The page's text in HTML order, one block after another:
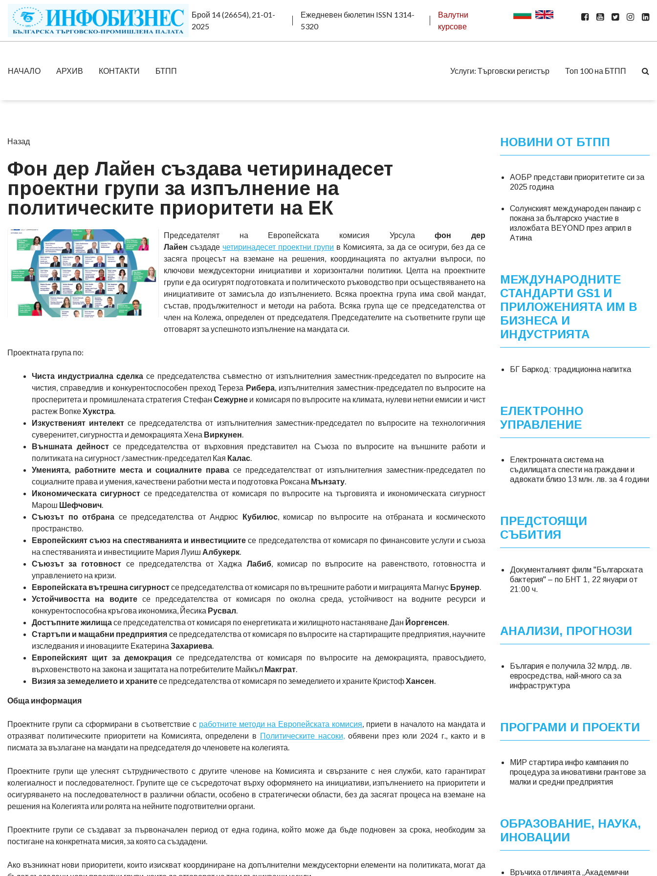
Брой 14 (26654), 21-01-
2025
Ежедневен бюлетин ISSN 1314-
5320
Валутни
курсове
НАЧАЛО АРХИВ КОНТАКТИ БТПП Услуги: Търговски регистър Топ 100 на БТПП
Назад
Фон дер Лайен създава четиринадесет
проектни групи за изпълнение на
политическите приоритети на ЕК
Председателят на Европейската комисия Урсулафон дер
Лайен създаде четиринадесет проектни групи в Комисията, за да се осигури, без да се
засяга процесът на вземане на решения, координацията по актуални въпроси, по
ключови междусекторни инициативи и хоризонтални политики. Целта на проектните
групи е да осигурят подготовката и политическото ръководство при осъществяването на
инициативите от замисъла до изпълнението. Всяка проектна група има свой мандат,
състав, продължителност и методи на работа. Всяка група ще се председателства от
член на Колежа, определен от председателя. Председателите на съответните групи ще
отговарят за успешното изпълнение на мандата си.
Проектната група по:
Чиста индустриална сделка се председателства съвместно от изпълнителния заместник-председател по въпросите на
чистия, справедлив и конкурентоспособен преход Тереза Рибера, изпълнителния заместник-председател по въпросите на
просперитета и промишлената стратегия Стефан Сежурнеи комисаря по въпросите на климата, нулеви нетни емисии и чист
растеж ВопкеХукстра.
Изкуственият интелект се председателства от изпълнителния заместник-председател по въпросите на технологичния
суверенитет, сигурността и демокрацията Хена Виркунен.
Външната дейностсе председателства от върховния представител на Съюза по въпросите на външните работи и
политиката на сигурност /заместник-председател Кая Калас.
Уменията, работните места и социалните права се председателстват от изпълнителния заместник-председател по
социалните права и умения, качествени работни места и подготовка Роксана Мънзату.
Икономическата сигурностсе председателства от комисаря по въпросите на търговията и икономическата сигурност
Марош Шефчович.
Съюзът по отбрана се председателства от Андрюс Кубилюс, комисар по въпросите на отбраната и космическото
пространство.
Европейският съюз на спестяванията и инвестициите се председателства от комисаря по финансовите услуги и съюза
на спестяванията и инвестициите Мария Луиш Албукерк.
Съюзът за готовност се председателства от Хаджа Лабиб, комисар по въпросите на равенството, готовността и
управлението на кризи.
Европейската вътрешна сигурностсе председателства от комисаря по вътрешните работи и миграцията Магнус Брунер.
Устойчивостта на водитесе председателства от комисаря по околна среда, устойчивост на водните ресурси и
конкурентоспособна кръгова икономика, Йесика Русвал.
Достъпните жилищасе председателства от комисаря по енергетиката и жилищното настаняване Дан Йоргенсен.
Стартъпи и мащабни предприятия се председателства от комисаря по въпросите на стартиращите предприятия, научните
изследвания и иновациите Екатерина Захариева.
Европейският щит за демокрация се председателства от комисаря по въпросите на демокрацията, правосъдието,
върховенството на закона и защитата на потребителите Майкъл Макграт.
Визия за земеделието и хранитесе председателства от комисаря по земеделието и храните КристофХансен.
Обща информация
Проектните групи са сформирани в съответствие с работните методи на Европейската комисия, приети в началото на мандата и
отразяват политическите приоритети на Комисията, определени в Политическите насоки, обявени през юли 2024 г., както и в
писмата за възлагане на мандати на председателя до членовете на колегията.
Проектните групи ще улеснят сътрудничеството с другите членове на Комисията и свързаните с нея служби, като гарантират
колегиалност и последователност. Групите ще се съсредоточат върху оформянето на инициативи, изпълнението на приоритети и
осигуряването на последователност в различни области, особено в стратегически области, без да засягат процеса на вземане на
решения на Колегията или ролята на нейните подготвителни органи.
Проектните групи се създават за първоначален период от една година, който може да бъде подновен за срока, необходим за
постигане на конкретната мисия, за която са създадени.
Ако възникнат нови приоритети, които изискват координиране на допълнителни междусекторни елементи на политиката, могат да
НОВИНИ ОТ БТПП
АОБР представи приоритетите си за
2025 година
Солунският международен панаир с
покана за българско участие в
изложбата BEYOND през април в
Атина
МЕЖДУНАРОДНИТЕ
СТАНДАРТИ GS1 И
ПРИЛОЖЕНИЯТА ИМ В
БИЗНЕСА И
ИНДУСТРИЯТА
БГ Баркод: традиционна напитка
ЕЛЕКТРОННО
УПРАВЛЕНИЕ
Електронната система на
съдилищата спести на граждани и
адвокати близо 13 млн. лв. за 4 години
ПРЕДСТОЯЩИ
СЪБИТИЯ
Документалният филм "Българската
бактерия" – по БНТ 1, 22 януари от
21:00 ч.
АНАЛИЗИ, ПРОГНОЗИ
България е получила 32 млрд. лв.
евросредства, най-много са за
инфраструктура
ПРОГРАМИ И ПРОЕКТИ
МИР стартира инфо кампания по
процедура за иновативни грантове за
малки и средни предприятия
ОБРАЗОВАНИЕ, НАУКА,
ИНОВАЦИИ
Връчиха отличията „Академични